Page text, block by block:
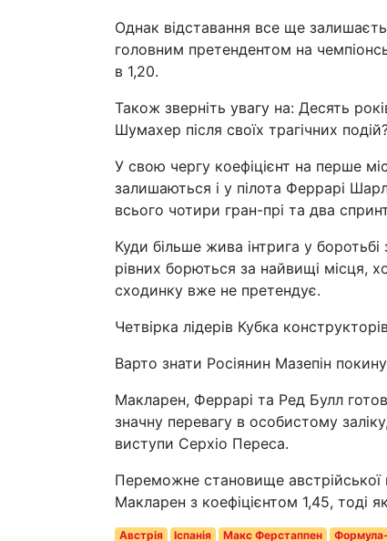
Однак відставання все ще
головним претендентом на
в 1,20.
Також зверніть увагу на: Десять
Шумахер після своїх трагічних
У свою чергу коефіцієнт на перше
залишаються і у пілота Феррарі
всього чотири гран-прі та два
Куди більше жива інтрига у
рівних борються за найвищі місця,
сходинку вже не претендує.
Четвірка лідерів Кубка
Варто знати Росіянин Мазепін
Макларен, Феррарі та Ред Булл
значну перевагу в особистому
виступи Серхіо Переса.
Переможне становище австрійської
Макларен з коефіцієнтом 1,45, тоді
Австрія Іспанія Макс Ферстаппен